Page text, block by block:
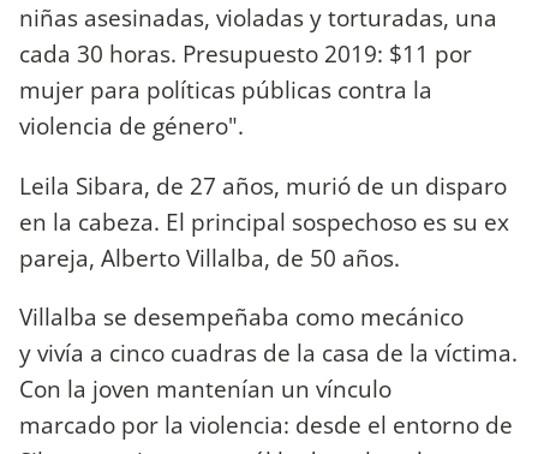
niñas asesinadas, violadas y torturadas, una
cada 30 horas. Presupuesto 2019: $11 por
mujer para políticas públicas contra la
violencia de género".
Leila Sibara, de 27 años, murió de un disparo
en la cabeza. El principal sospechoso es su ex
pareja, Alberto Villalba, de 50 años.
Villalba se desempeñaba como mecánico
y vivía a cinco cuadras de la casa de la víctima.
Con la joven mantenían un vínculo
marcado por la violencia: desde el entorno de